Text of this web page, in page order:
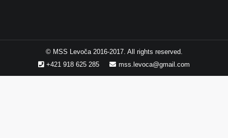
© MSS Levoča 2016-2017. All rights reserved.
+421 918 625 285
mss.levoca@gmail.com